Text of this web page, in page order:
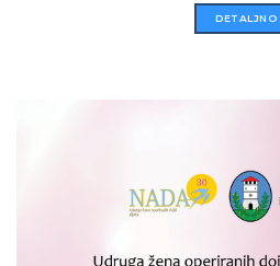
DETALJNO